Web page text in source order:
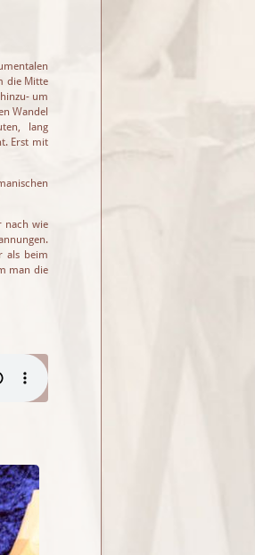
die Mitte
um
Wandel
lang
Erst mit
nach wie
als beim
man die